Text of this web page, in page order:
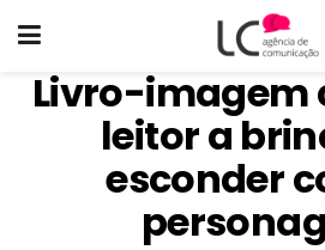
Livro-imagem
leitor a
esconder